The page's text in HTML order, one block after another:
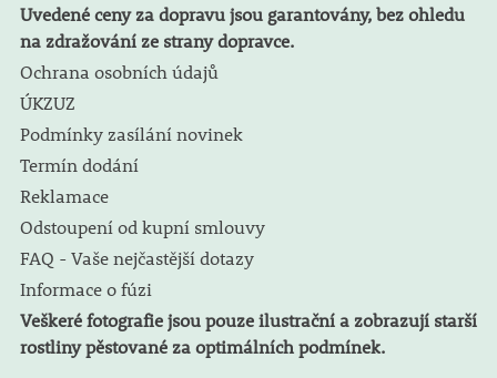
Uvedené ceny za dopravu jsou garantovány, bez ohledu
na zdražování ze strany dopravce.
Ochrana osobních údajů
ÚKZUZ
Podmínky zasílání novinek
Termín dodání
Reklamace
Odstoupení od kupní smlouvy
FAQ - Vaše nejčastější dotazy
Informace o fúzi
Veškeré fotografie jsou pouze ilustrační a zobrazují starší
rostliny pěstované za optimálních podmínek.